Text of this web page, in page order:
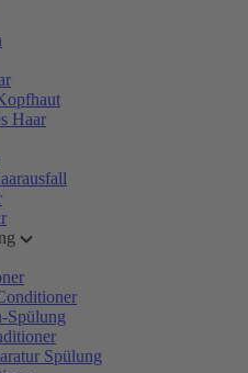
Haar
Spülung
Spülung